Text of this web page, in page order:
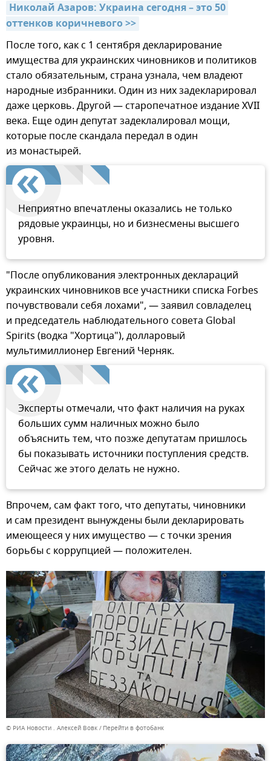
Николай Азаров: Украина сегодня – это 50
оттенков коричневого >>
После того, как с 1 сентября декларирование
имущества для украинских чиновников и политиков
стало обязательным, страна узнала, чем владеют
народные избранники. Один из них задекларировал
даже церковь. Другой — старопечатное издание XVII
века. Еще один депутат задеклалировал мощи,
которые после скандала передал в один
из монастырей.
Неприятно впечатлены оказались не только
рядовые украинцы, но и бизнесмены высшего
уровня.
"После опубликования электронных деклараций
украинских чиновников все участники списка Forbes
почувствовали себя лохами", — заявил совладелец
и председатель наблюдательного совета Global
Spirits (водка "Хортица"), долларовый
мультимиллионер Евгений Черняк.
Эксперты отмечали, что факт наличия на руках
больших сумм наличных можно было
объяснить тем, что позже депутатам пришлось
бы показывать источники поступления средств.
Сейчас же этого делать не нужно.
Впрочем, сам факт того, что депутаты, чиновники
и сам президент вынуждены были декларировать
имеющееся у них имущество — с точки зрения
борьбы с коррупцией — положителен.
© РИА Новости . Алексей Вовк Перейти в фотобанк